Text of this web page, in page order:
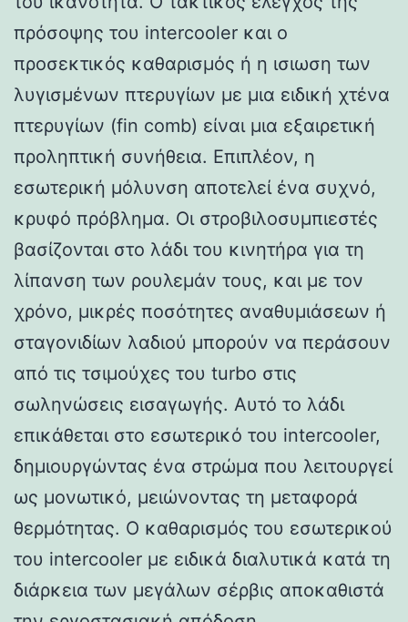
πρόσοψης του intercooler και ο
προσεκτικός καθαρισμός ή η ισιωση των
λυγισμένων πτερυγίων με μια ειδική χτένα
πτερυγίων (fin comb) είναι μια εξαιρετική
προληπτική συνήθεια. Επιπλέον, η
εσωτερική μόλυνση αποτελεί ένα συχνό,
κρυφό πρόβλημα. Οι στροβιλοσυμπιεστές
βασίζονται στο λάδι του κινητήρα για τη
λίπανση των ρουλεμάν τους, και με τον
χρόνο, μικρές ποσότητες αναθυμιάσεων ή
σταγονιδίων λαδιού μπορούν να περάσουν
από τις τσιμούχες του turbo στις
σωληνώσεις εισαγωγής. Αυτό το λάδι
επικάθεται στο εσωτερικό του intercooler,
δημιουργώντας ένα στρώμα που λειτουργεί
ως μονωτικό, μειώνοντας τη μεταφορά
θερμότητας. Ο καθαρισμός του εσωτερικού
του intercooler με ειδικά διαλυτικά κατά τη
διάρκεια των μεγάλων σέρβις αποκαθιστά